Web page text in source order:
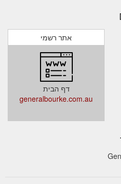
אתר רשמי
דף הבית
generalbourke.com.au